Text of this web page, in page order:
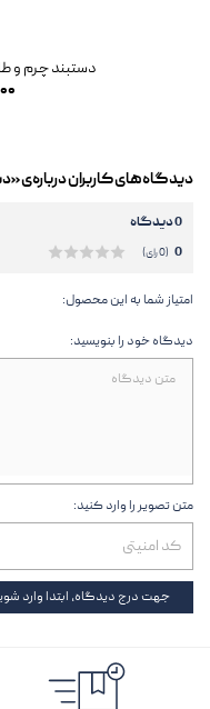
دستبند چرم و
دیدگاه‌های کاربران درباره‌ی
0 دیدگاه
0 (0 رای)
امتیاز شما به این محصول:
دیدگاه خود را بنویسید:
متن تصویر را وارد کنید:
جهت درج دیدگاه، ابتدا وارد